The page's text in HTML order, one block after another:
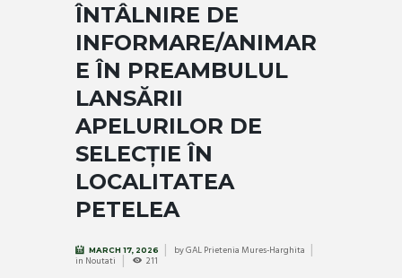
ÎNTÂLNIRE DE
INFORMARE/ANIMAR
E ÎN PREAMBULUL
LANSĂRII
APELURILOR DE
SELECȚIE ÎN
LOCALITATEA
PETELEA
MARCH 17, 2026 byGAL Prietenia Mures-Harghita
in Noutati 211